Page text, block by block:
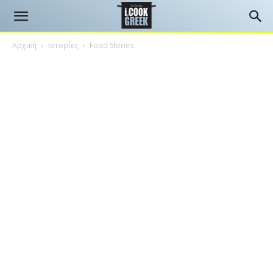
Αρχική Ιστορίες Food Stories